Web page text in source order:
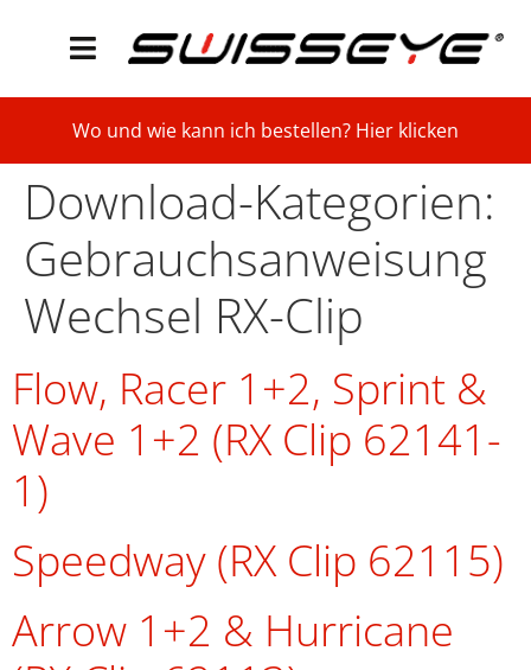
Wo und wie kann ich bestellen? Hier klicken
Download-Kategorien:
Gebrauchsanweisung
Wechsel RX-Clip
Flow, Racer 1+2, Sprint &
Wave 1+2 (RX Clip 62141-
1)
Speedway (RX Clip 62115)
Arrow 1+2 & Hurricane